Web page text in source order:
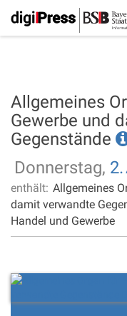
Allgemeines
Gewerbe und
Gegenstände
Donnerstag, 2.
enthält: Allgemeines
damit verwandte
Handel und Gewerbe